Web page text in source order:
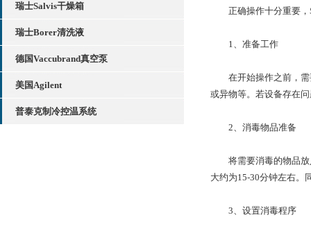
瑞士Salvis干燥箱
瑞士Borer清洗液
德国Vaccubrand真空泵
美国Agilent
普泰克制冷控温系统
正确操作十分重要，
1、准备工作
在开始操作之前，需
或异物等。若设备存在
2、消毒物品准备
将需要消毒的物品放
大约为15-30分钟左右。
3、设置消毒程序